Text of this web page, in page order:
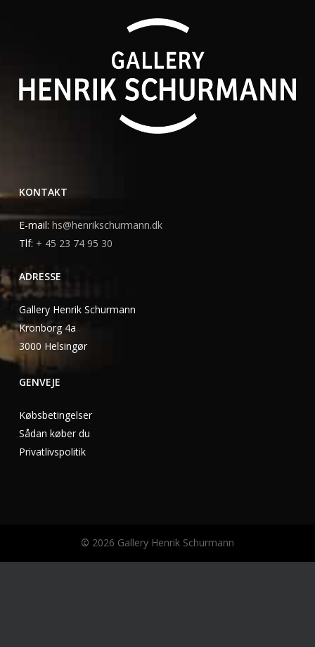
KONTAKT
E-mail: hs@henrikschurmann.dk
Tlf: + 45 23 74 95 30
ADRESSE
Gallery Henrik Schurmann
Kronborg 4a
3000 Helsingør
GENVEJE
Købsbetingelser
Sådan køber du
Privatlivspolitik
© 2026 Gallery Henrik Schurmann